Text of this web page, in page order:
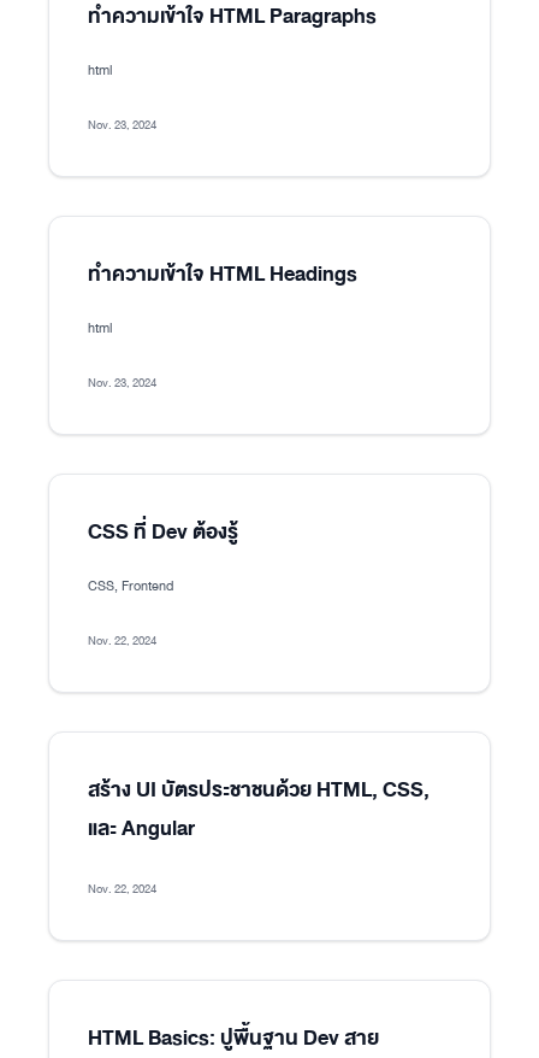
ทำความเข้าใจ HTML Paragraphs
html
Nov. 23, 2024
ทำความเข้าใจ HTML Headings
html
Nov. 23, 2024
CSS ที่ Dev ต้องรู้
CSS, Frontend
Nov. 22, 2024
สร้าง UI บัตรประชาชนด้วย HTML, CSS,
และ Angular
Nov. 22, 2024
HTML Basics: ปูพื้นฐาน Dev สาย